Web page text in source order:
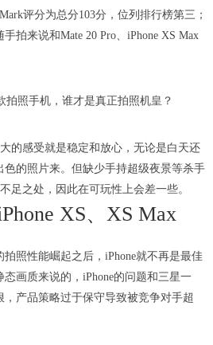
评分为总分103分，位列排行榜第三；
拍来说和Mate 20 Pro、iPhone XS Max
的感受就是稳定和放心，无论是白天还
的照片来。但缺少手持超级夜景等杀手
足之处，因此在可玩性上会差一些。
XS、XS Max
照性能崛起之后，iPhone就不再是最佳
画质来说的，iPhone的问题和三星一
产品策略过于保守导致被竞争对手超